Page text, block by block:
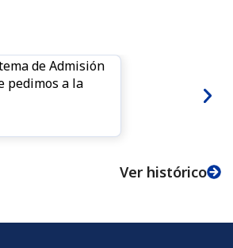
de Admisión
pedimos a la
Ver histórico